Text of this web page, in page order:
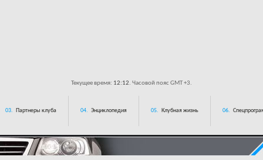
Текущее время: 12:12. Часовой пояс GMT +3.
03. Партнеры клуба 04. Энциклопедия 05. Клубная жизнь 06.